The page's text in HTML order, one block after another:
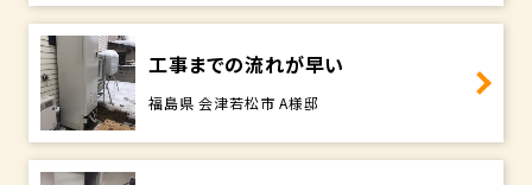
工事までの流れが早い
福島県 会津若松市 A様邸